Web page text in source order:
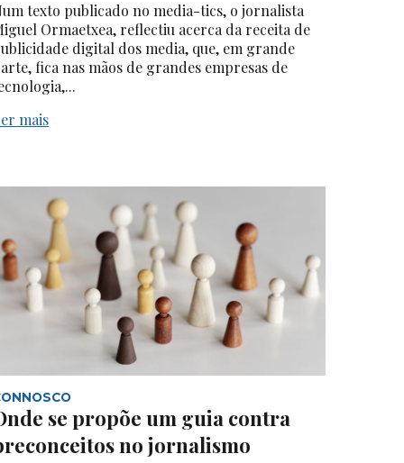
texto publicado no media-tics, o jornalista
Ormaetxea, reflectiu acerca da receita de
digital dos media, que, em grande
fica nas mãos de grandes empresas de
mais
se propõe um guia contra
no jornalismo